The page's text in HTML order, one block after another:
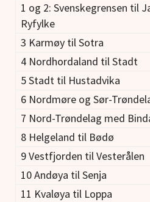
1 og 2: Svenskegrensen til
Ryfylke
3 Karmøy til Sotra
4 Nordhordaland til Stadt
5 Stadt til Hustadvika
6 Nordmøre og Sør-
7 Nord-Trøndelag med
8 Helgeland til Bødø
9 Vestfjorden til Vesterålen
10 Andøya til Senja
11 Kvaløya til Loppa